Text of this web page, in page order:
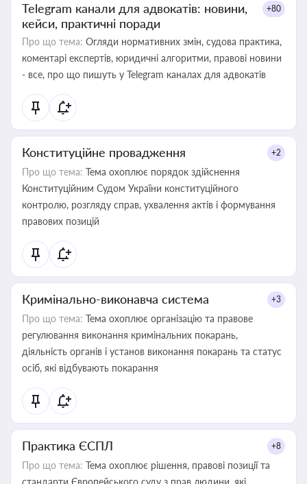
Telegram канали для адвокатів: новини,
кейси, практичні поради
+80
Про що тема: Огляди нормативних змін, судова практика,
коментарі експертів, юридичні алгоритми, правові новини
- все, про що пишуть у Telegram каналах для адвокатів
Конституційне провадження +2
Про що тема: Тема охоплює порядок здійснення
Конституційним Судом України конституційного
контролю, розгляду справ, ухвалення актів і формування
правових позицій
Кримінально-виконавча система +3
Про що тема: Тема охоплює організацію та правове
регулювання виконання кримінальних покарань,
діяльність органів і установ виконання покарань та статус
осіб, які відбувають покарання
Практика ЄСПЛ +8
Про що тема: Тема охоплює рішення, правові позиції та
стандарти Європейського суду з прав людини, які